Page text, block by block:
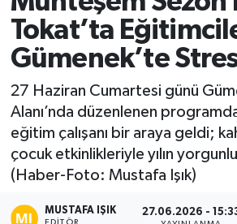
Tokat’ta
Gümenek’te
27 Haziran Cumartesi günü
Alanı’nda düzenlenen
eğitim çalışanı bir araya geldi;
çocuk etkinlikleriyle yılın
(Haber-Foto: Mustafa Işık)
MUSTAFA IŞIK
EDITÖR
27.06.2026 -
Ekonomi
Sağlık
Tokat Haber